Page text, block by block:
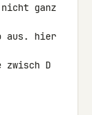
aus. hier
zwisch D